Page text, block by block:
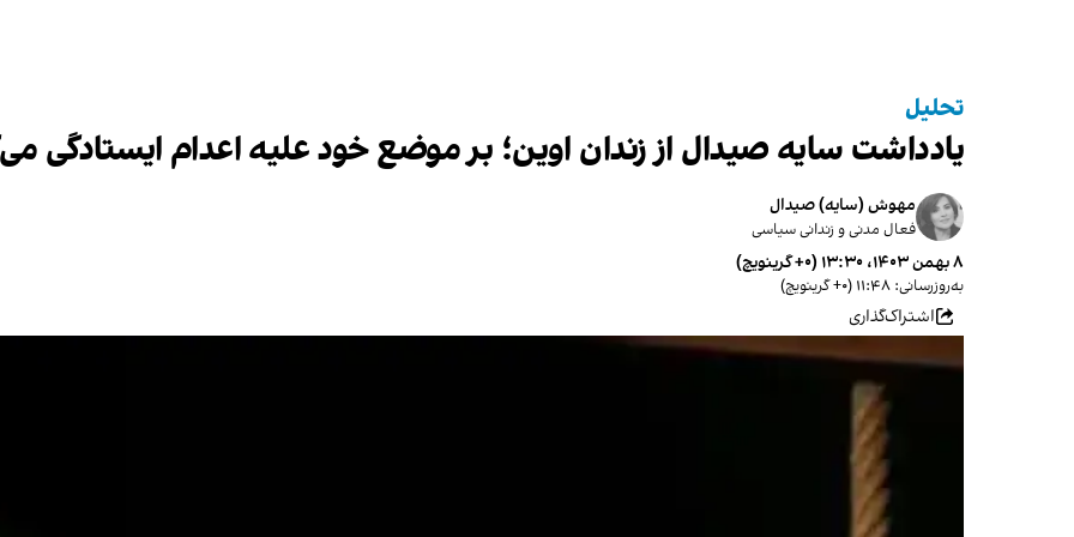
تحلیل
یادداشت سایه صیدال از زندان اوین؛ بر موضع خود علیه اعدام ایستادگی
مهوش (سایه) صیدال
فعال مدنی و زندانی سیاسی
۸ بهمن ۱۴۰۳، ۱۳:۳۰ (‎+۰ گرینویچ)
به‌روزرسانی: ۱۱:۴۸ (‎+۰ گرینویچ)
اشتراک‌گذاری